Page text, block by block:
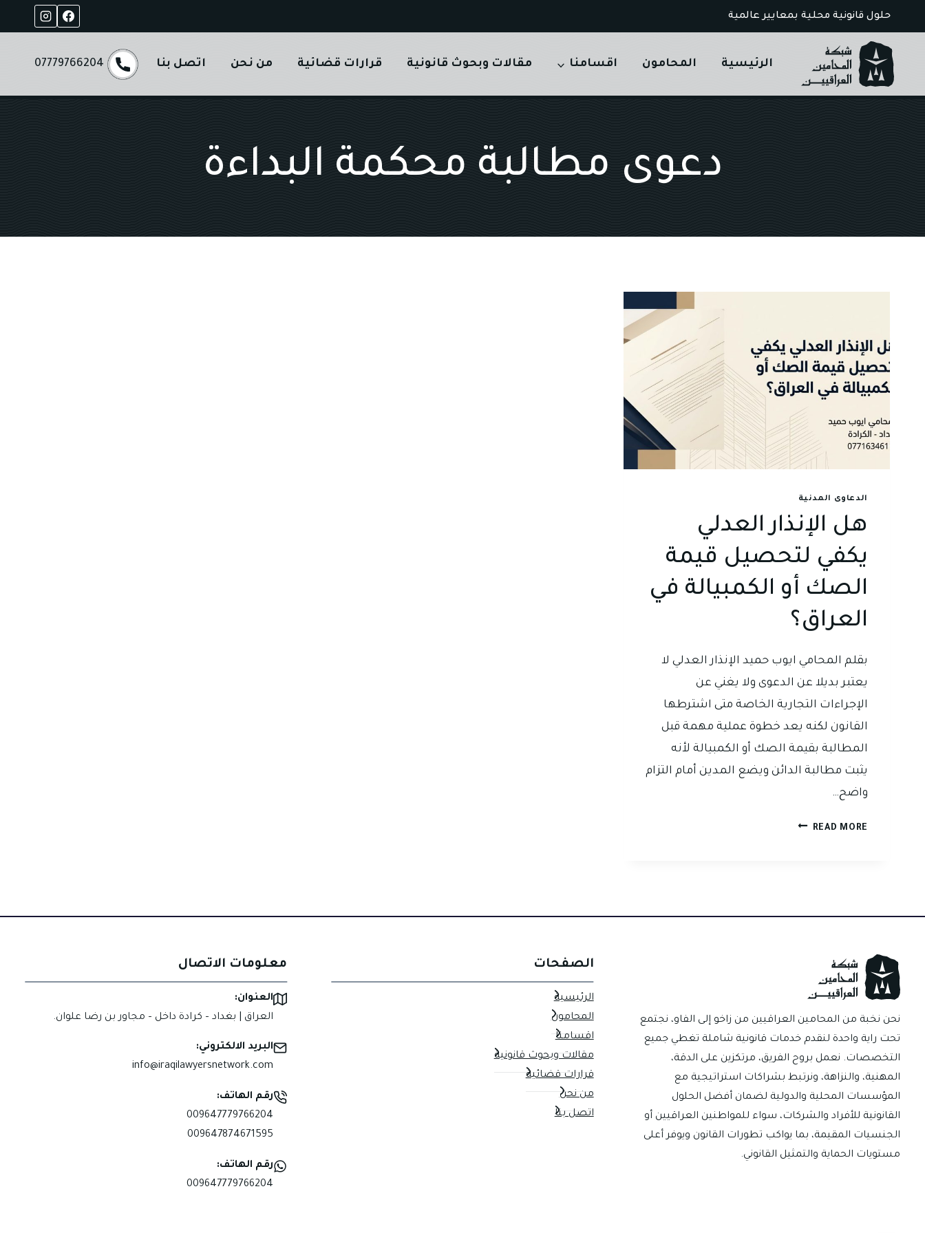
to
content
حلول قانونية محلية بمعايير عالمية
الرئيسية المحامون اقسامنا مقالات وبحوث قانونية قرارات قضائية من نحن اتصل بنا 07779766204
دعوى مطالبة محكمة البداءة
الدعاوى المدنية
هل الإنذار العدلي
يكفي لتحصيل قيمة
الصك أو الكمبيالة في
العراق؟
بقلم المحامي ايوب حميد الإنذار العدلي لا
يعتبر بديلا عن الدعوى ولا يغني عن
الإجراءات التجارية الخاصة متى اشترطها
القانون لكنه يعد خطوة عملية مهمة قبل
المطالبة بقيمة الصك أو الكمبيالة لأنه
يثبت مطالبة الدائن ويضع المدين أمام التزام
واضح…
READ MORE هل
العراق؟
نحن نخبة من المحامين العراقيين من زاخو إلى الفاو، نجتمع
تحت راية واحدة لنقدم خدمات قانونية شاملة تغطي جميع
التخصصات. نعمل بروح الفريق، مرتكزين على الدقة،
المهنية، والنزاهة، ونرتبط بشراكات استراتيجية مع
المؤسسات المحلية والدولية لضمان أفضل الحلول
القانونية للأفراد والشركات، سواء للمواطنين العراقيين أو
الجنسيات المقيمة، بما يواكب تطورات القانون ويوفر أعلى
مستويات الحماية والتمثيل القانوني.
الصفحات
الرئيسية
المحامون
اقسامنا
مقالات وبحوث قانونية
قرارات قضائية
من نحن
اتصل بنا
معلومات الاتصال
العنوان:
العراق | بغداد – كرادة داخل – مجاور بن رضا علوان.
البريد الالكتروني:
info@iraqilawyersnetwork.com
رقم الهاتف:
009647779766204
009647874671595
رقم الهاتف:
009647779766204